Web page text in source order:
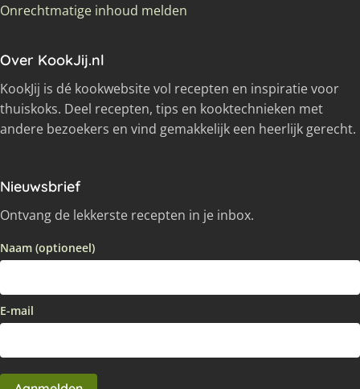
Onrechtmatige inhoud melden
Over KookJij.nl
KookJij is dé kookwebsite vol recepten en inspiratie voor
thuiskoks. Deel recepten, tips en kooktechnieken met
andere bezoekers en vind gemakkelijk een heerlijk gerecht.
Nieuwsbrief
Ontvang de lekkerste recepten in je inbox.
Naam (optioneel)
E-mail